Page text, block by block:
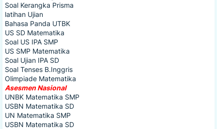
Soal Kerangka Prisma
latihan Ujian
Bahasa Panda UTBK
US SD Matematika
Soal US IPA SMP
US SMP Matematika
Soal Ujian IPA SD
Soal Tenses B.Inggris
Olimpiade Matematika
Asesmen Nasional
UNBK Matematika SMP
USBN Matematika SD
UN Matematika SMP
USBN Matematika SD